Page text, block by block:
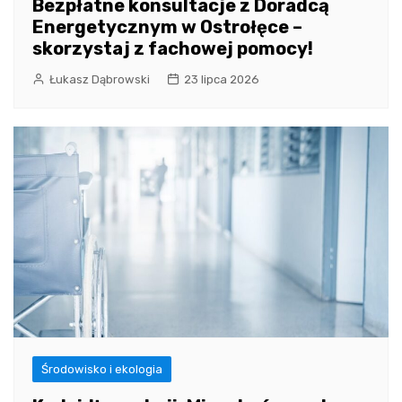
Bezpłatne konsultacje z Doradcą
Energetycznym w Ostrołęce –
skorzystaj z fachowej pomocy!
Łukasz Dąbrowski 23 lipca 2026
Środowisko i ekologia